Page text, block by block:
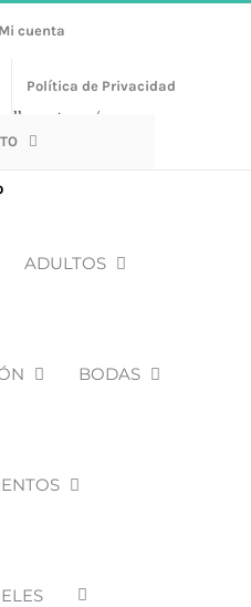
Mi cuenta
Política de Privacidad
ADULTOS
BODAS